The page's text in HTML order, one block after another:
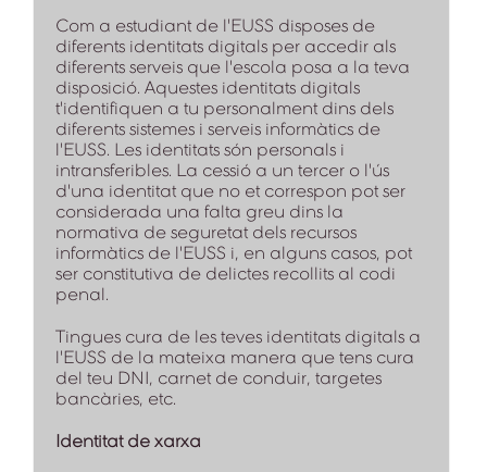
Com a estudiant de l'EUSS disposes de
diferents identitats digitals per accedir als
diferents serveis que l'escola posa a la teva
disposició. Aquestes identitats digitals
t'identifiquen a tu personalment dins dels
diferents sistemes i serveis informàtics de
l'EUSS. Les identitats són personals i
intransferibles. La cessió a un tercer o l'ús
d'una identitat que no et correspon pot ser
considerada una falta greu dins la
normativa de seguretat dels recursos
informàtics de l'EUSS i, en alguns casos, pot
ser constitutiva de delictes recollits al codi
penal.
Tingues cura de les teves identitats digitals a
l'EUSS de la mateixa manera que tens cura
del teu DNI, carnet de conduir, targetes
bancàries, etc.
Identitat de xarxa